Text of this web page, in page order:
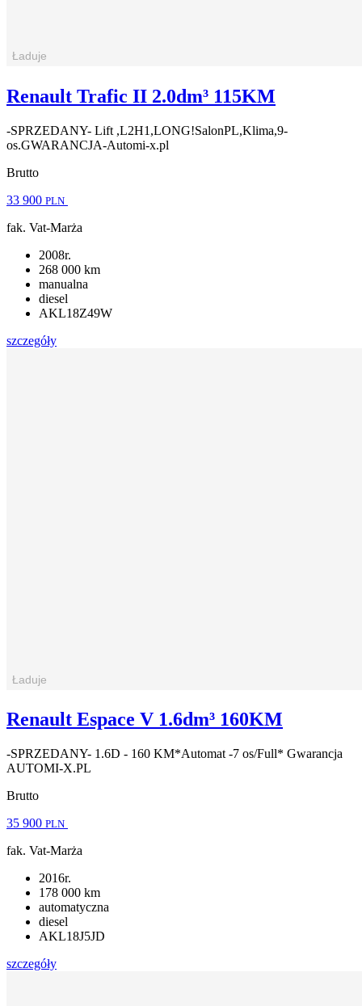
Renault Trafic II 2.0dm³ 115KM
-SPRZEDANY- Lift ,L2H1,LONG!SalonPL,Klima,9-
os.GWARANCJA-Automi-x.pl
Brutto
33 900 PLN
fak. Vat-Marża
2008r.
268 000 km
manualna
diesel
AKL18Z49W
szczegóły
Renault Espace V 1.6dm³ 160KM
-SPRZEDANY- 1.6D - 160 KM*Automat -7 os/Full* Gwarancja
AUTOMI-X.PL
Brutto
35 900 PLN
fak. Vat-Marża
2016r.
178 000 km
automatyczna
diesel
AKL18J5JD
szczegóły